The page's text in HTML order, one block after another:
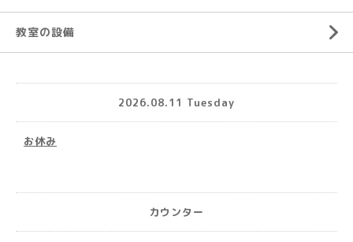
教室の設備
2026.08.11 Tuesday
お休み
カウンター